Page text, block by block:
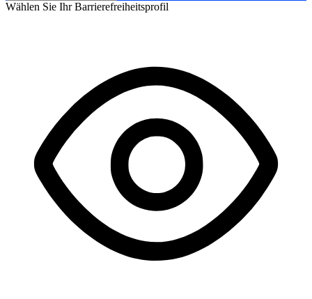
Wählen Sie Ihr Barrierefreiheitsprofil